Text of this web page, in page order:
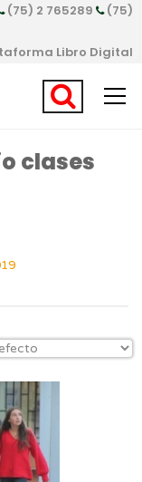
(75) 2 765289
(75)
Libro Digital
clases